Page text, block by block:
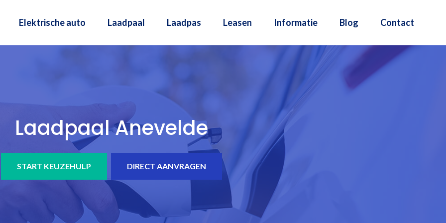
Elektrische auto Laadpaal Laadpas Leasen Informatie Blog Contact
Laadpaal Anevelde
START KEUZEHULP DIRECT AANVRAGEN